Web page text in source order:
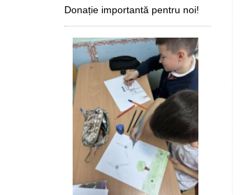
Donație importantă pentru noi!